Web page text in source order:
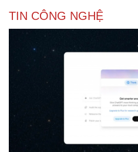
Thông tin doanh nghiệp
TIN CÔNG NGHỆ